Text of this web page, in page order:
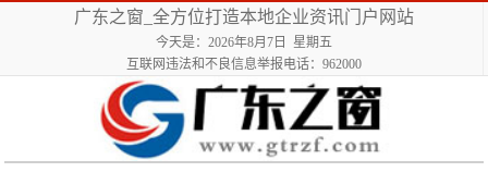
广东之窗_全方位打造本地企业资讯门户网站
今天是：2026年8月7日 星期五
互联网违法和不良信息举报电话：962000